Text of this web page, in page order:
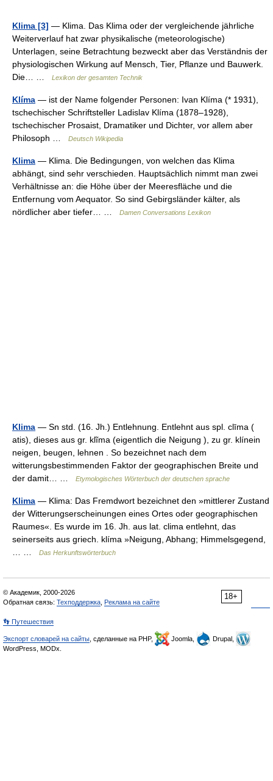
Klima [3] — Klima. Das Klima oder der vergleichende jährliche
Weiterverlauf hat zwar physikalische (meteorologische)
Unterlagen, seine Betrachtung bezweckt aber das Verständnis der
physiologischen Wirkung auf Mensch, Tier, Pflanze und Bauwerk.
Die… …
Lexikon der gesamten Technik
Klíma — ist der Name folgender Personen: Ivan Klíma (* 1931),
tschechischer Schriftsteller Ladislav Klíma (1878–1928),
tschechischer Prosaist, Dramatiker und Dichter, vor allem aber
Philosoph …
Deutsch Wikipedia
Klima — Klima. Die Bedingungen, von welchen das Klima
abhängt, sind sehr verschieden. Hauptsächlich nimmt man zwei
Verhältnisse an: die Höhe über der Meeresfläche und die
Entfernung vom Aequator. So sind Gebirgsländer kälter, als
nördlicher aber tiefer… …
Damen Conversations Lexikon
Klima — Sn std. (16. Jh.) Entlehnung. Entlehnt aus spl. clīma (
atis), dieses aus gr. klĩma (eigentlich die Neigung ), zu gr. klínein
neigen, beugen, lehnen . So bezeichnet nach dem
witterungsbestimmenden Faktor der geographischen Breite und
der damit… …
Etymologisches Wörterbuch der deutschen sprache
Klima — Klima: Das Fremdwort bezeichnet den »mittlerer Zustand
der Witterungserscheinungen eines Ortes oder geographischen
Raumes«. Es wurde im 16. Jh. aus lat. clima entlehnt, das
seinerseits aus griech. klíma »Neigung, Abhang; Himmelsgegend,
Das Herkunftswörterbuch
18+
© Академик, 2000-2026
Обратная связь: Техподдержка Реклама на сайте
👣 Путешествия
Экспорт словарей на сайты , сделанные на PHP, Joomla,
Drupal,
WordPress, MODx.